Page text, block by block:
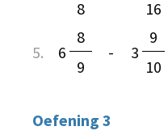
8 16
5. 6
8
- 3
9
9 10
Oefening 3